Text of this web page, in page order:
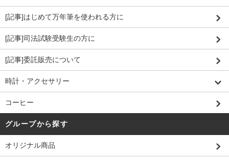
[記事]はじめて万年筆を使われる方に
[記事]司法試験受験生の方に
[記事]委託販売について
時計・アクセサリー
コーヒー
グループから探す
オリジナル商品